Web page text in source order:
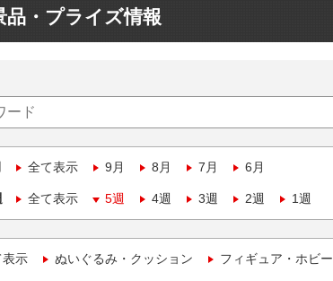
品・プライズ情報
全て表示 9月 8月 7月 6月
全て表示 5週 4週 3週 2週 1週
表示 ぬいぐるみ・クッション フィギュア・ホビー